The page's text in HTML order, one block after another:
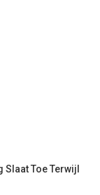
Toe Terwijl